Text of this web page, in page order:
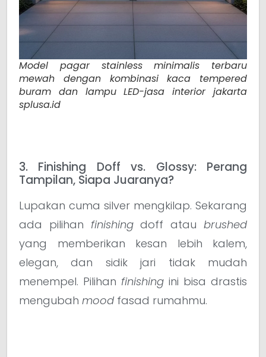
Model pagar stainless minimalis terbaru
mewah dengan kombinasi kaca tempered
buram dan lampu LED-jasa interior jakarta
splusa.id
3. Finishing Doff vs. Glossy: Perang
Tampilan, Siapa Juaranya?
Lupakan cuma silver mengkilap. Sekarang
ada pilihan finishingdoff ataubrushed
yang memberikan kesan lebih kalem,
elegan, dan sidik jari tidak mudah
menempel. Pilihan finishing ini bisa drastis
mengubah mood fasad rumahmu.